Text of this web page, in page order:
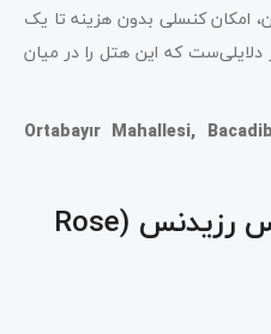
امکان کنسلی بدون هزینه تا یک
دلایلی‌ست که این هتل را در میان
Ortabayır Mahallesi,
هتل‌ آپارتمان رز پلاس رزیدنس (Rose